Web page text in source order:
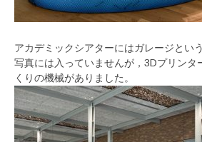
アカデミックシアターにはガレージとい
写真には入っていませんが，3Dプリンタ
くりの機械がありました。